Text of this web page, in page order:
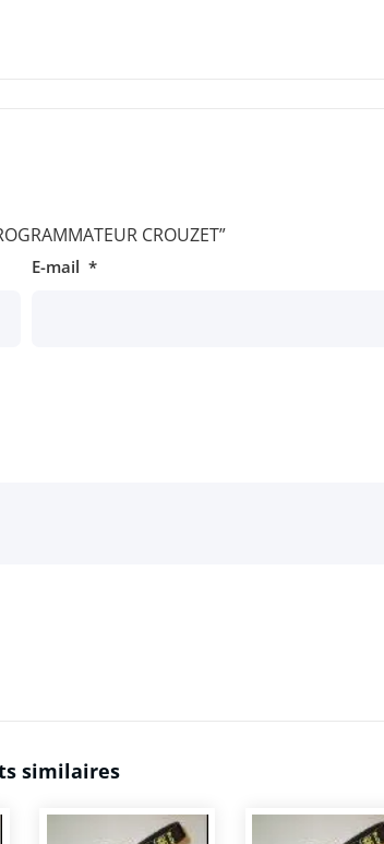
CROUZET”
E-mail *
similaires